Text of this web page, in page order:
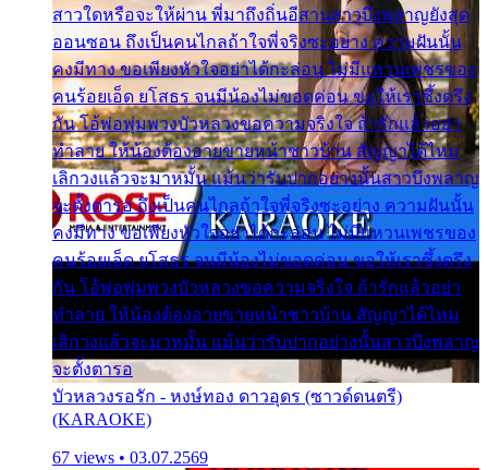
สาวใดหรือจะให้ผ่าน พี่มาถึงถิ่นอีสานสาวบึงพลาญยังสุด
ออนซอน ถึงเป็นคนไกลถ้าใจพี่จริงซะอย่าง ความฝันนั้น
คงมีทาง ขอเพียงหัวใจอย่าได้กะล่อน ไม่มีแหวนเพชรของ
คนร้อยเอ็ด ยโสธร จนมีน้องไม่ขอดค่อน ขอให้เราซึ้งตรึง
กัน โอ้พ่อพุ่มพวงบัวหลวงขอความจริงใจ ถ้ารักแล้วอย่า
ทำลาย ให้น้องต้องอายขายหน้าชาวบ้าน สัญญาได้ไหม
เลิกวงแล้วจะมาหมั้น แม้นว่ารับปากอย่างนั้นสาวบึงพลาญ
จะตั้งตารอ ถึงเป็นคนไกลถ้าใจพี่จริงซะอย่าง ความฝันนั้น
คงมีทาง ขอเพียงหัวใจอย่าได้กะล่อน ไม่มีแหวนเพชรของ
คนร้อยเอ็ด ยโสธร จนมีน้องไม่ขอดค่อน ขอให้เราซึ้งตรึง
กัน โอ้พ่อพุ่มพวงบัวหลวงขอความจริงใจ ถ้ารักแล้วอย่า
ทำลาย ให้น้องต้องอายขายหน้าชาวบ้าน สัญญาได้ไหม
เลิกวงแล้วจะมาหมั้น แม้นว่ารับปากอย่างนั้นสาวบึงพลาญ
จะตั้งตารอ
บัวหลวงรอรัก - หงษ์ทอง ดาวอุดร (ซาวด์ดนตรี)
(KARAOKE)
67 views • 03.07.2569